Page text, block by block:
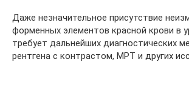
Даже незначительное присутствие
форменных элементов красной крови в
требует дальнейших диагностических
рентгена с контрастом, МРТ и других